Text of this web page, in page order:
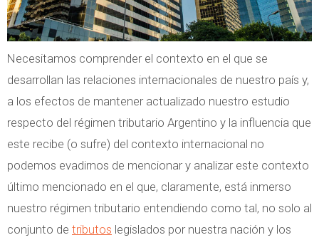
i
a
.
a
t
u
i
t
o
p
a
r
a
s
i
d
a
r
p
a
r
a
R
e
g
Necesitamos comprender el contexto en el que se
desarrollan las relaciones internacionales de nuestro país y,
a los efectos de mantener actualizado nuestro estudio
respecto del régimen tributario Argentino y la influencia que
este recibe (o sufre) del contexto internacional no
podemos evadirnos de mencionar y analizar este contexto
último mencionado en el que, claramente, está inmerso
nuestro régimen tributario entendiendo como tal, no solo al
conjunto de tributos legislados por nuestra nación y los